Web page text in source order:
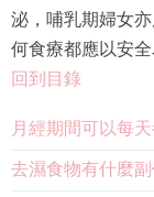
泌，哺乳期婦女
何食療都應以安
回到目錄
月經期間可以每
去濕食物有什麼